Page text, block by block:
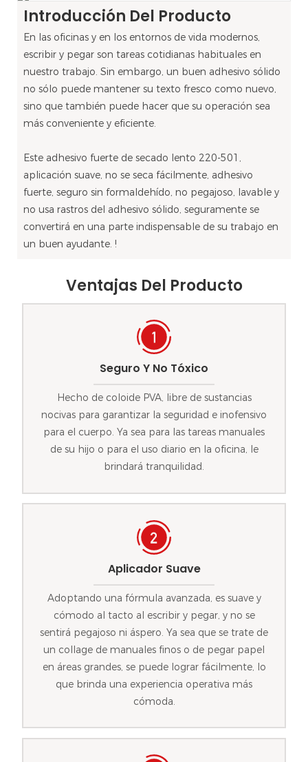
Introducción Del Producto
En las oficinas y en los entornos de vida modernos,
escribir y pegar son tareas cotidianas habituales en
nuestro trabajo. Sin embargo, un buen adhesivo sólido
no sólo puede mantener su texto fresco como nuevo,
sino que también puede hacer que su operación sea
más conveniente y eficiente.
Este adhesivo fuerte de secado lento 220-501,
aplicación suave, no se seca fácilmente, adhesivo
fuerte, seguro sin formaldehído, no pegajoso, lavable y
no usa rastros del adhesivo sólido, seguramente se
convertirá en una parte indispensable de su trabajo en
un buen ayudante. !
Ventajas Del Producto
Seguro Y No Tóxico
Hecho de coloide PVA, libre de sustancias
nocivas para garantizar la seguridad e inofensivo
para el cuerpo. Ya sea para las tareas manuales
de su hijo o para el uso diario en la oficina, le
brindará tranquilidad.
Aplicador Suave
Adoptando una fórmula avanzada, es suave y
cómodo al tacto al escribir y pegar, y no se
sentirá pegajoso ni áspero. Ya sea que se trate de
un collage de manuales finos o de pegar papel
en áreas grandes, se puede lograr fácilmente, lo
que brinda una experiencia operativa más
cómoda.